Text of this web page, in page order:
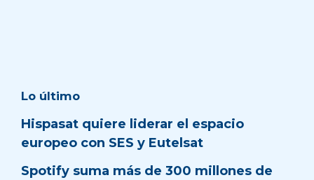
Lo último
Hispasat quiere liderar el espacio
europeo con SES y Eutelsat
Spotify suma más de 300 millones de